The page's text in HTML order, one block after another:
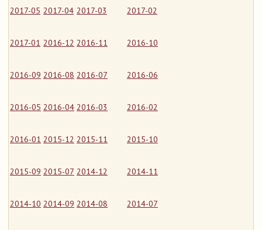
2017-05 2017-04 2017-03 2017-02
2017-01 2016-12 2016-11 2016-10
2016-09 2016-08 2016-07 2016-06
2016-05 2016-04 2016-03 2016-02
2016-01 2015-12 2015-11 2015-10
2015-09 2015-07 2014-12 2014-11
2014-10 2014-09 2014-08 2014-07